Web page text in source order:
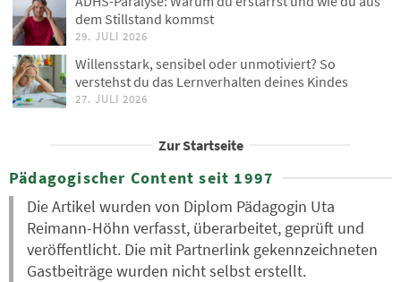
dem Stillstand kommst
29. JULI 2026
Willensstark, sensibel oder unmotiviert? So
verstehst du das Lernverhalten deines Kindes
27. JULI 2026
Zur Startseite
Pädagogischer Content seit 1997
Die Artikel wurden von Diplom Pädagogin Uta
Reimann-Höhn verfasst, überarbeitet, geprüft und
veröffentlicht. Die mit Partnerlink gekennzeichneten
Gastbeiträge wurden nicht selbst erstellt.